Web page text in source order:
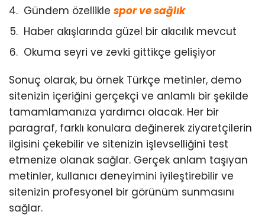
Gündem özellikle spor ve sağlık
Haber akışlarında güzel bir akıcılık mevcut
Okuma seyri ve zevki gittikçe gelişiyor
Sonuç olarak, bu örnek Türkçe metinler, demo
sitenizin içeriğini gerçekçi ve anlamlı bir şekilde
tamamlamanıza yardımcı olacak. Her bir
paragraf, farklı konulara değinerek ziyaretçilerin
ilgisini çekebilir ve sitenizin işlevselliğini test
etmenize olanak sağlar. Gerçek anlam taşıyan
metinler, kullanıcı deneyimini iyileştirebilir ve
sitenizin profesyonel bir görünüm sunmasını
sağlar.